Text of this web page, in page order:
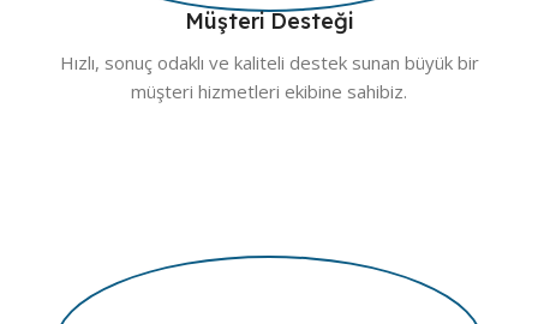
Müşteri Desteği
Hızlı, sonuç odaklı ve kaliteli destek sunan büyük bir
müşteri hizmetleri ekibine sahibiz.